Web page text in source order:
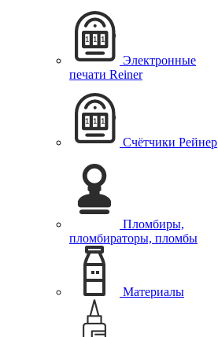
Электронные
печати Reiner
Cчётчики Рейнер
Пломбиры,
пломбираторы, пломбы
Материалы